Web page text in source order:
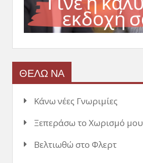
ΘΕΛΩ ΝΑ
Κάνω νέες Γνωριμίες
Ξεπεράσω το Χωρισμό μου
Βελτιωθώ στο Φλερτ